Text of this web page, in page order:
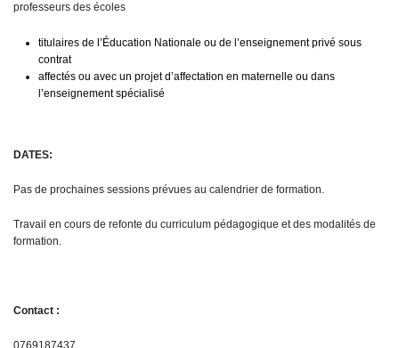
professeurs des écoles
titulaires de l’Éducation Nationale ou de l’enseignement privé sous
contrat
affectés ou avec un projet d’affectation en maternelle ou dans
l’enseignement spécialisé
DATES:
Pas de prochaines sessions prévues au calendrier de formation.
Travail en cours de refonte du curriculum pédagogique et des modalités de
formation.
Contact :